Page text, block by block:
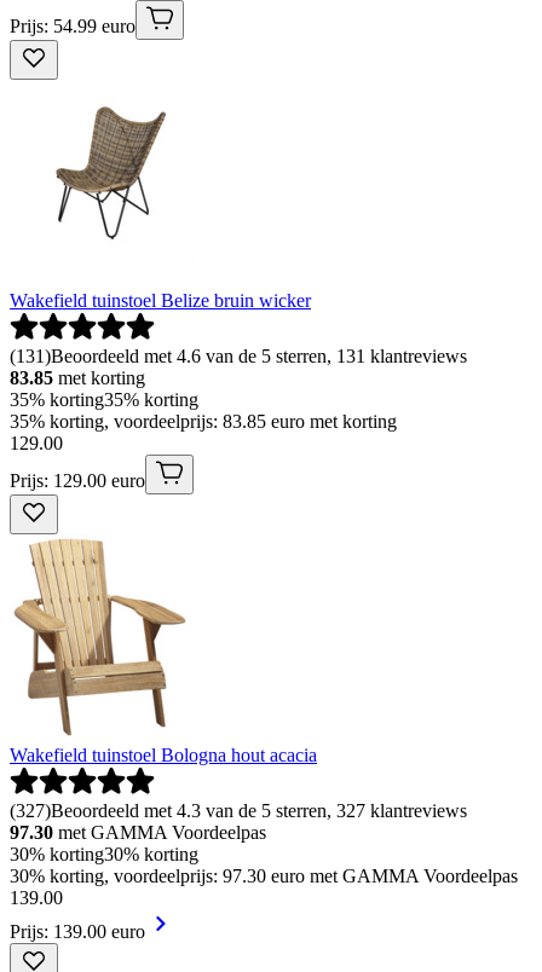
Prijs: 54.99 euro
Wakefield tuinstoel Belize bruin wicker
(131)Beoordeeld met 4.6 van de 5 sterren, 131 klantreviews
83.85 met korting
35% korting35% korting
35% korting, voordeelprijs: 83.85 euro met korting
129.00
Prijs: 129.00 euro
Wakefield tuinstoel Bologna hout acacia
(327)Beoordeeld met 4.3 van de 5 sterren, 327 klantreviews
97.30 met GAMMA Voordeelpas
30% korting30% korting
30% korting, voordeelprijs: 97.30 euro met GAMMA Voordeelpas
139.00
Prijs: 139.00 euro